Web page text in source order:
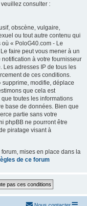
consulter :
obscène, vulgaire,
ou tout autre contenu qui
« PoloG40.com - Le
faire peut vous mener à un
à votre fournisseur
Les adresses IP de tous les
de ces conditions.
supprime, modifie, déplace
que cela est
toutes les informations
base de données. Bien que
partie sans votre
phpBB ne pourront être
piratage visant à
mises en place dans la
de ce forum